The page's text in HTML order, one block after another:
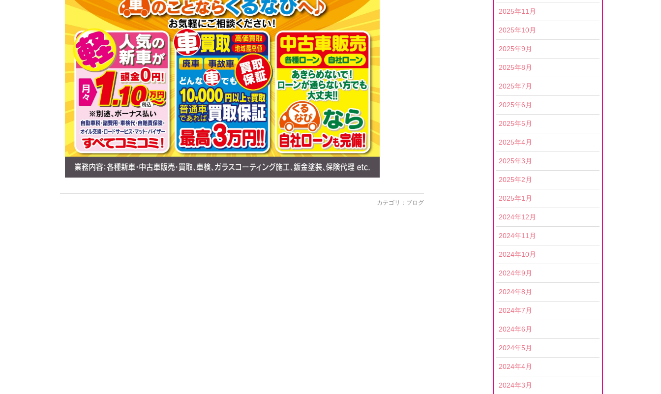
カテゴリ： ブログ
2025年11月
2025年10月
2025年9月
2025年8月
2025年7月
2025年6月
2025年5月
2025年4月
2025年3月
2025年2月
2025年1月
2024年12月
2024年11月
2024年10月
2024年9月
2024年8月
2024年7月
2024年6月
2024年5月
2024年4月
2024年3月